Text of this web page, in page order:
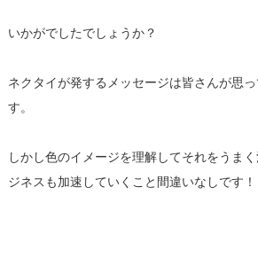
いかがでしたでしょうか？
ネクタイが発するメッセージは皆さんが思
す。
しかし色のイメージを理解してそれをうま
ジネスも加速していくこと間違いなしです！